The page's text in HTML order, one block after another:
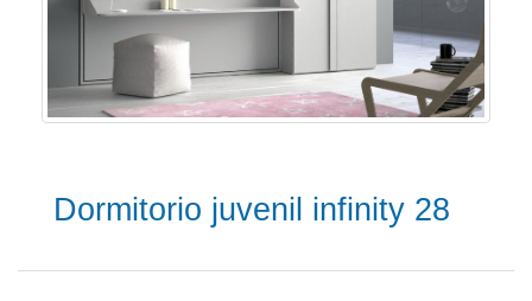
Dormitorio juvenil infinity 28